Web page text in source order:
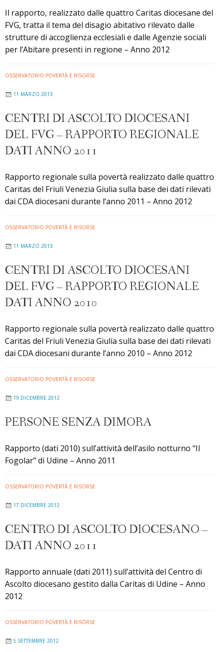
Il rapporto, realizzato dalle quattro Caritas diocesane del
FVG, tratta il tema del disagio abitativo rilevato dalle
strutture di accoglienza ecclesiali e dalle Agenzie sociali
per l’Abitare presenti in regione – Anno 2012
OSSERVATORIO POVERTÀ E RISORSE
11 MARZO 2013
CENTRI DI ASCOLTO DIOCESANI
DEL FVG – RAPPORTO REGIONALE
DATI ANNO 2011
Rapporto regionale sulla povertà realizzato dalle quattro
Caritas del Friuli Venezia Giulia sulla base dei dati rilevati
dai CDA diocesani durante l’anno 2011 – Anno 2012
OSSERVATORIO POVERTÀ E RISORSE
11 MARZO 2013
CENTRI DI ASCOLTO DIOCESANI
DEL FVG – RAPPORTO REGIONALE
DATI ANNO 2010
Rapporto regionale sulla povertà realizzato dalle quattro
Caritas del Friuli Venezia Giulia sulla base dei dati rilevati
dai CDA diocesani durante l’anno 2010 – Anno 2012
OSSERVATORIO POVERTÀ E RISORSE
19 DICEMBRE 2012
PERSONE SENZA DIMORA
Rapporto (dati 2010) sull’attività dell’asilo notturno “Il
Fogolar” di Udine – Anno 2011
OSSERVATORIO POVERTÀ E RISORSE
17 DICEMBRE 2012
CENTRO DI ASCOLTO DIOCESANO –
DATI ANNO 2011
Rapporto annuale (dati 2011) sull’attività del Centro di
Ascolto diocesano gestito dalla Caritas di Udine – Anno
2012
OSSERVATORIO POVERTÀ E RISORSE
5 SETTEMBRE 2012